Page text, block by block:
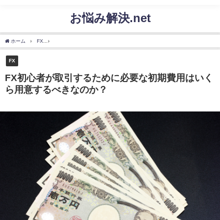
お悩み解決.net
ホーム FX
FX
FX初心者が取引するために必要な初期費用はいく
ら用意するべきなのか？